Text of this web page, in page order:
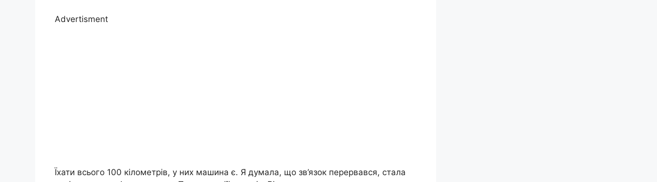
Advertisment
Їхати всього 100 кілометрів, у них машина є. Я думала, що зв’язок перервався, стала